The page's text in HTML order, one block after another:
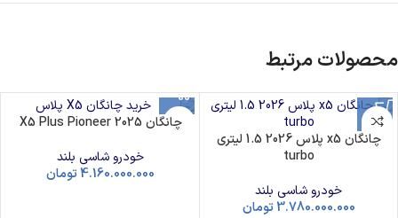
محصولات مرتبط
چانگان x5 پلاس 2026 1.5 لیتری
turbo
خودرو شاسی بلند
3.780.000.000 تومان
چانگان X5 Plus Pioneer 2025
خودرو شاسی بلند
4.160.000.000تومان